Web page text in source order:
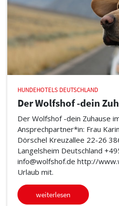
HUNDEHOTELS DEUTSCHLAND
Der Wolfshof -dein
Der Wolfshof -dein Zuhause
Ansprechpartner*in: Frau
Dörschel Kreuzallee 22-26
Langelsheim Deutschland
info@wolfshof.de http://
Urlaub mit.
weiterlesen